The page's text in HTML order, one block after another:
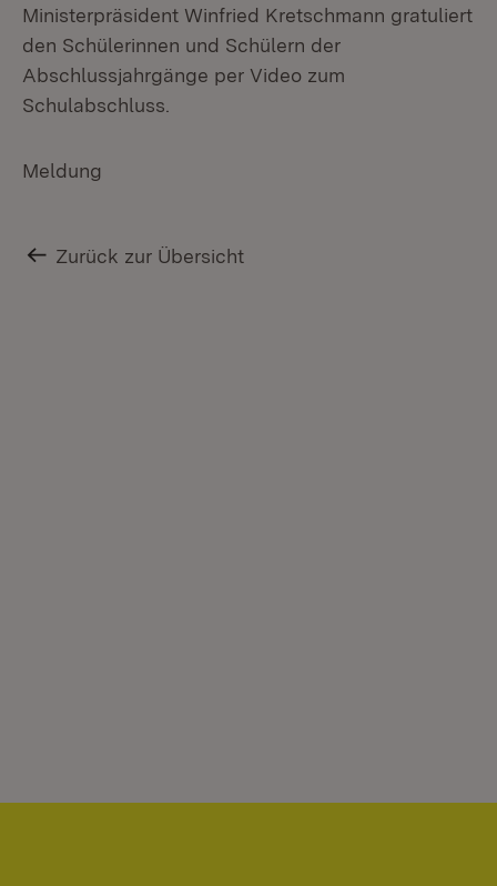
Ministerpräsident Winfried Kretschmann gratuliert
den Schülerinnen und Schülern der
Abschlussjahrgänge per Video zum
Schulabschluss.
Meldung
Zurück zur Übersicht